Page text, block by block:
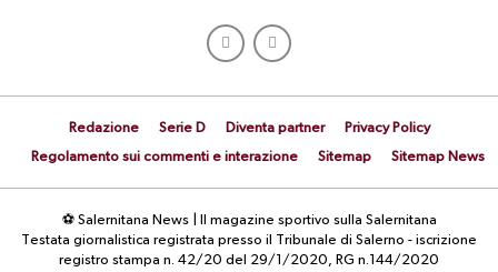
Redazione Serie D Diventa partner
Privacy Policy
Regolamento sui commenti e interazione
Sitemap Sitemap News
⚽ Salernitana News | Il magazine sportivo sulla Salernitana
Testata giornalistica registrata presso il Tribunale di Salerno - iscrizione
registro stampa n. 42/20 del 29/1/2020, RG n.144/2020